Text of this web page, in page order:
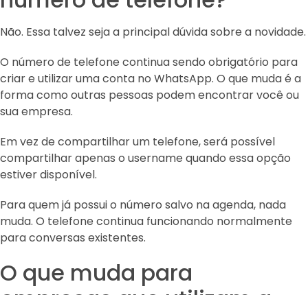
Não. Essa talvez seja a principal dúvida sobre a novidade.
O número de telefone continua sendo obrigatório para
criar e utilizar uma conta no WhatsApp. O que muda é a
forma como outras pessoas podem encontrar você ou
sua empresa.
Em vez de compartilhar um telefone, será possível
compartilhar apenas o username quando essa opção
estiver disponível.
Para quem já possui o número salvo na agenda, nada
muda. O telefone continua funcionando normalmente
para conversas existentes.
O que muda para